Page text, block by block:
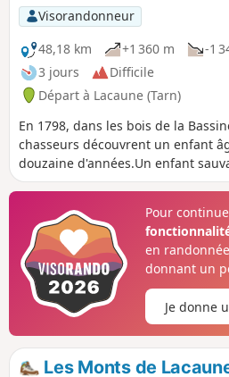
Visorandonneur
48,18 km
+1 360 m
-1
3 jours
Difficile
Départ à Lacaune (Tarn)
En 1798, dans les bois de la
chasseurs découvrent un enfant
douzaine d'années.Un enfant
auquel François Truffaut lui
pays tout en contraste,
la nature sauvage en suivant les
vagabondages de l'enfant
de trois jours vous ouvrira des
une future itinérance, plus
d'autres chemins.Vous en
Pour
en
donnant un
Je donne
Les Monts de